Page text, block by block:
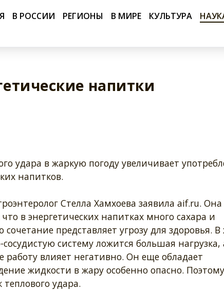
В РОССИИ РЕГИОНЫ В МИРЕ КУЛЬТУРА
напитки
удара в жаркую погоду увеличивает
напитков.
Стелла Хамхоева заявила aif.ru. Она
в энергетических напитках много сахара и
сочетание представляет угрозу для здоровья.
сосудистую систему ложится большая нагрузка,
работу влияет негативно. Он еще обладает
жидкости в жару особенно опасно. Поэтому
удара.